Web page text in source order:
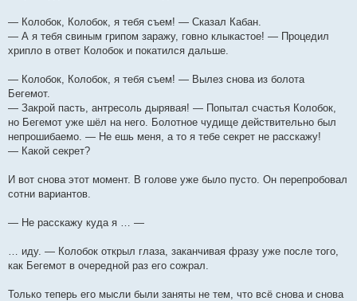
— Колобок, Колобок, я тебя съем! — Сказал Кабан.
— А я тебя свиным грипом заражу, говно клыкастое! — Процедил
хрипло в ответ Колобок и покатился дальше.
— Колобок, Колобок, я тебя съем! — Вылез снова из болота
Бегемот.
— Закрой пасть, антресоль дырявая! — Попытал счастья Колобок,
но Бегемот уже шёл на него. Болотное чудище действительно был
непрошибаемо. — Не ешь меня, а то я тебе секрет не расскажу!
— Какой секрет?
И вот снова этот момент. В голове уже было пусто. Он перепробовал
сотни вариантов.
— Не расскажу куда я … —
… иду. — Колобок открыл глаза, заканчивая фразу уже после того,
как Бегемот в очередной раз его сожрал.
Только теперь его мысли были заняты не тем, что всё снова и снова